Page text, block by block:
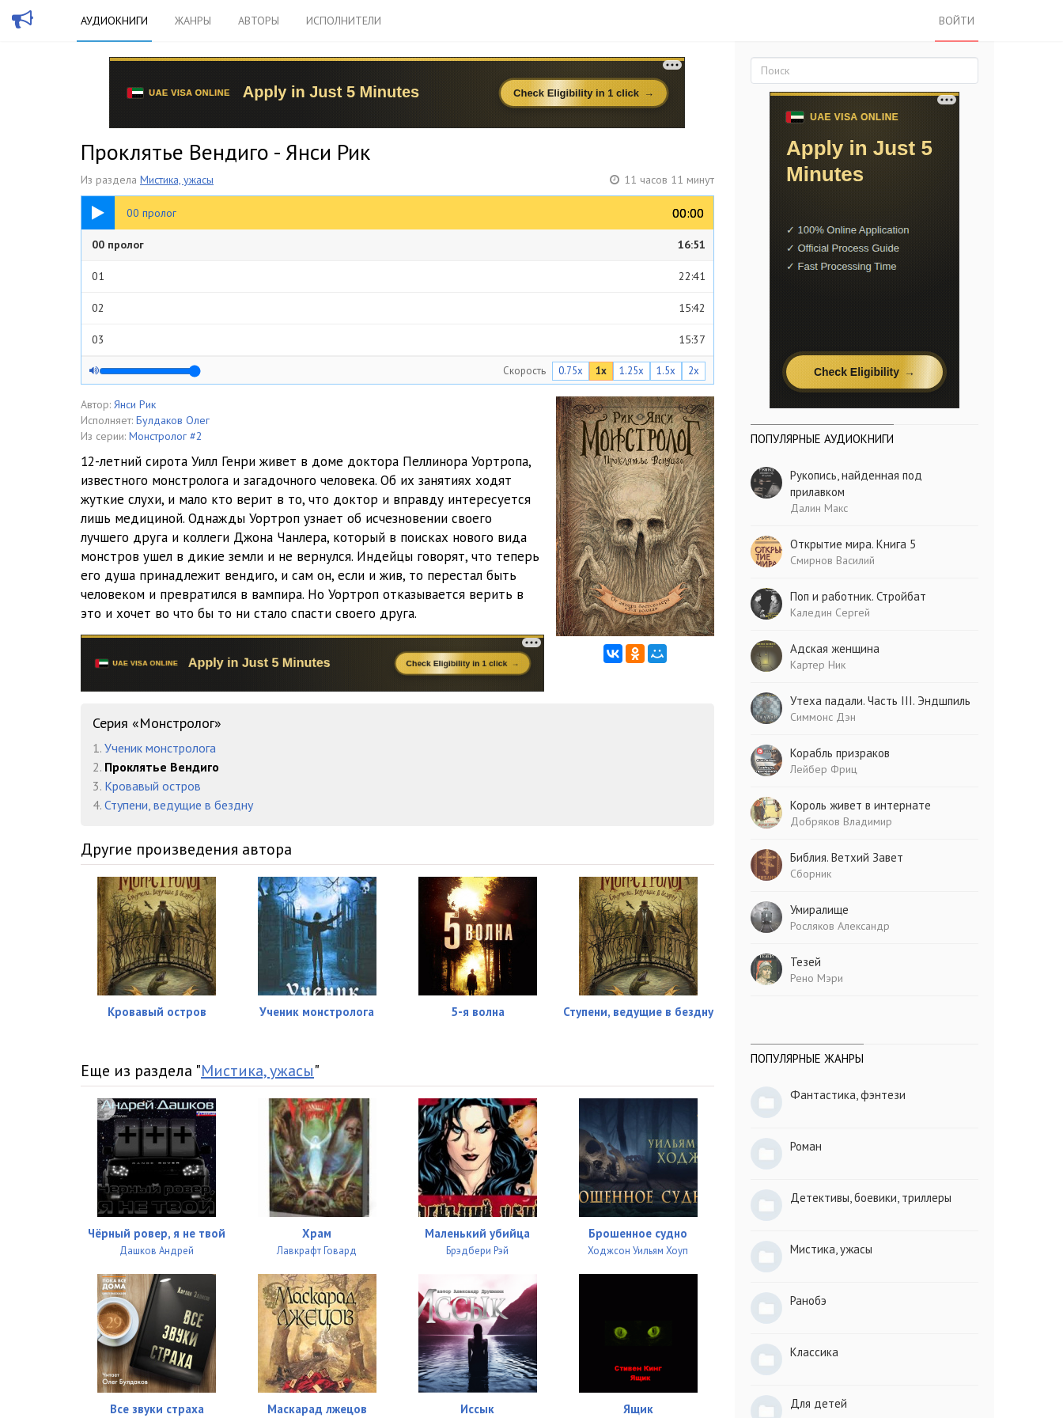
АУДИОКНИГИ ЖАНРЫ АВТОРЫ ИСПОЛНИТЕЛИ ВОЙТИ
Проклятье Вендиго - Янси Рик
Из раздела Мистика, ужасы 11 часов 11 минут
00 пролог 00:00
00:00
16:51
00 пролог 16:51
01 22:41
02 15:42
03 15:37
04 20:49
05 10:35
06 18:47
07 20:39
08 18:27
14:32
10 21:14
11 27:15
18:36
13
15
16
17
18
19
20 19:43
21 19:41
22 45:20
23 18:19
24:53
26
27 28:15
28
29 24:41
30 эпилог 06:34
Скорость 0.75x 1x 1.25x 1.5x 2x
Автор: Янси Рик
Исполняет: Булдаков Олег
Из серии: Монстролог #2
12-летний сирота Уилл Генри живет в доме доктора Пеллинора Уортропа,
известного монстролога и загадочного человека. Об их занятиях ходят
жуткие слухи, и мало кто верит в то, что доктор и вправду интересуется
лишь медициной. Однажды Уортроп узнает об исчезновении своего
лучшего друга и коллеги Джона Чанлера, который в поисках нового вида
монстров ушел в дикие земли и не вернулся. Индейцы говорят, что теперь
его душа принадлежит вендиго, и сам он, если и жив, то перестал быть
человеком и превратился в вампира. Но Уортроп отказывается верить в
это и хочет во что бы то ни стало спасти своего друга.
Серия «Монстролог»
1. Ученик монстролога
2. Проклятье Вендиго
3. Кровавый остров
4. Ступени, ведущие в бездну
Другие произведения автора
Кровавый остров Ученик монстролога 5-я волна Ступени, ведущие в бездну
Еще из раздела "Мистика, ужасы"
Чёрный ровер, я не твой
Дашков Андрей
Храм
Лавкрафт Говард
Маленький убийца
Брэдбери Рэй
Брошенное судно
Ходжсон Уильям Хоуп
Все звуки страха Маскарад лжецов Иссык Ящик
ПОПУЛЯРНЫЕ АУДИОКНИГИ
Рукопись, найденная под
прилавком
Далин Макс
Открытие мира. Книга 5
Смирнов Василий
Поп и работник. Стройбат
Каледин Сергей
Адская женщина
Картер Ник
Утеха падали. Часть III. Эндшпиль
Симмонс Дэн
Корабль призраков
Лейбер Фриц
Король живет в интернате
Добряков Владимир
Библия. Ветхий Завет
Сборник
Умиралище
Росляков Александр
Тезей
Рено Мэри
ПОПУЛЯРНЫЕ ЖАНРЫ
Фантастика, фэнтези
Роман
Детективы, боевики, триллеры
Мистика, ужасы
Ранобэ
Классика
Для детей